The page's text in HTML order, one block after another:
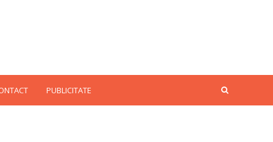
PUBLICITATE